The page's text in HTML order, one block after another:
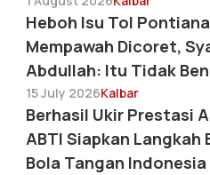
Heboh Isu Tol
Mempawah Dicoret,
Abdullah: Itu Tidak
15 July 2026Kalbar
Berhasil Ukir Prestasi
ABTI Siapkan Langkah
Bola Tangan